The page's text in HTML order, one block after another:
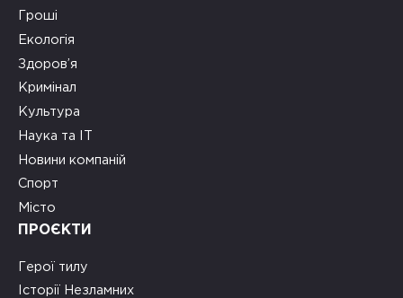
Гроші
Екологія
Здоров’я
Кримінал
Культура
Наука та ІТ
Новини компаній
Спорт
Місто
ПРОЄКТИ
Герої тилу
Історії Незламних